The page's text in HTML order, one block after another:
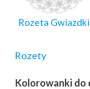
Rozeta Gwiazdki
Rozety
Kolorowanki do